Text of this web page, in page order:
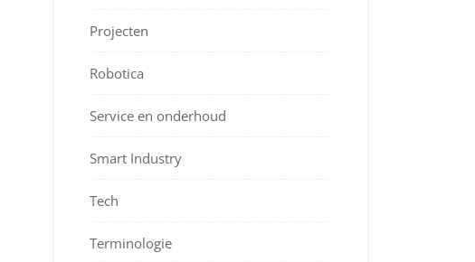
Projecten
Robotica
Service en onderhoud
Smart Industry
Tech
Terminologie